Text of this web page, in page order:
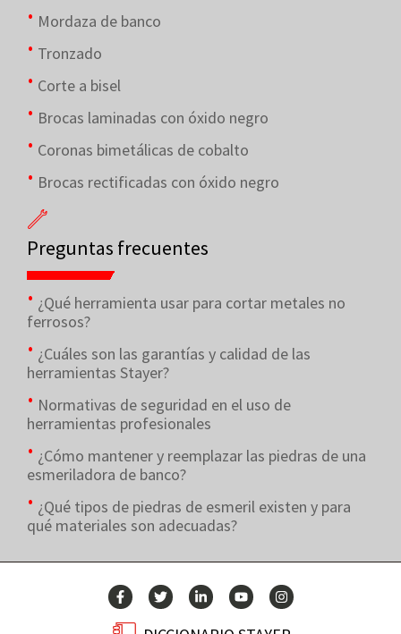
Mordaza de banco
Tronzado
Corte a bisel
Brocas laminadas con óxido negro
Coronas bimetálicas de cobalto
Brocas rectificadas con óxido negro
Preguntas frecuentes
¿Qué herramienta usar para cortar metales no
ferrosos?
¿Cuáles son las garantías y calidad de las
herramientas Stayer?
Normativas de seguridad en el uso de
herramientas profesionales
¿Cómo mantener y reemplazar las piedras de una
esmeriladora de banco?
¿Qué tipos de piedras de esmeril existen y para
qué materiales son adecuadas?